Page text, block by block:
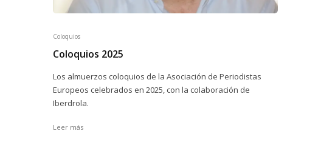
Coloquios
Coloquios 2025
Los almuerzos coloquios de la Asociación de Periodistas
Europeos celebrados en 2025, con la colaboración de
Iberdrola.
Leer más